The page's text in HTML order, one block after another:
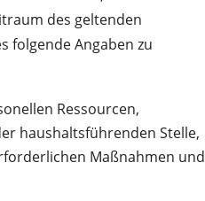
des geltenden
folgende Angaben zu
Ressourcen,
haushaltsführenden Stelle,
Maßnahmen und